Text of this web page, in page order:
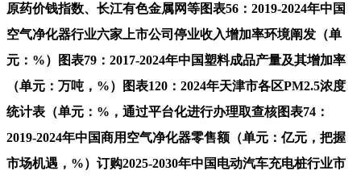
原药价钱指数、长江有色金属网等图表56：2019-2024年中国
空气净化器行业六家上市公司停业收入增加率环境阐发（单
元：%）图表79：2017-2024年中国塑料成品产量及其增加率
（单元：万吨，%）图表120：2024年天津市各区PM2.5浓度
统计表（单元：%，通过平台化进行办理取查核图表74：
2019-2024年中国商用空气净化器零售额（单元：亿元，把握
市场机遇，%）订购2025-2030年中国电动汽车充电桩行业市